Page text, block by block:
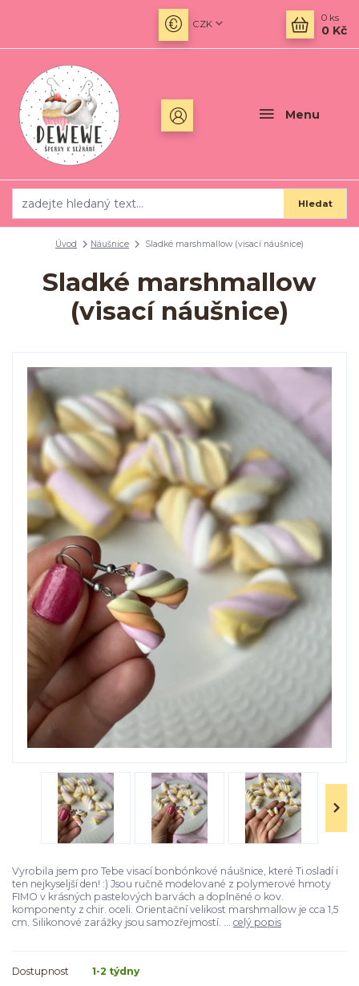
Menu
CZK
Hledat
0 ks
0 Kč
Úvod Náušnice Sladké marshmallow (visací náušnice)
Sladké marshmallow
(visací náušnice)
Vyrobila jsem pro Tebe visací bonbónkové náušnice, které Ti osladí i
ten nejkyseljší den! :) Jsou ručně modelované z polymerové hmoty
FIMO v krásných pastelových barvách a doplněné o kov.
komponenty z chir. oceli. Orientační velikost marshmallow je cca 1,5
cm. Silikonové zarážky jsou samozřejmostí. ... celý popis
Dostupnost 1-2 týdny